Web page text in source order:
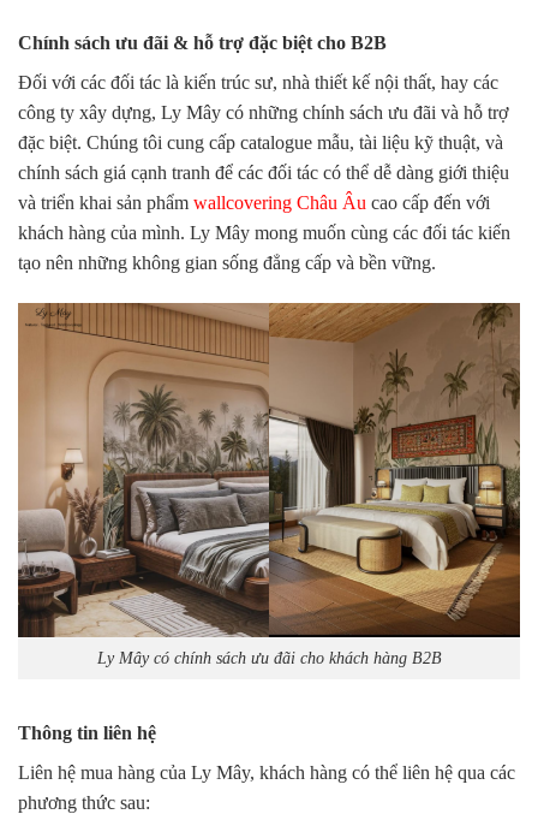
Chính sách ưu đãi & hỗ trợ đặc biệt cho B2B
Đối với các đối tác là kiến trúc sư, nhà thiết kế nội thất, hay các
công ty xây dựng, Ly Mây có những chính sách ưu đãi và hỗ trợ
đặc biệt. Chúng tôi cung cấp catalogue mẫu, tài liệu kỹ thuật, và
chính sách giá cạnh tranh để các đối tác có thể dễ dàng giới thiệu
và triển khai sản phẩm wallcovering Châu Âu cao cấp đến với
khách hàng của mình. Ly Mây mong muốn cùng các đối tác kiến
tạo nên những không gian sống đẳng cấp và bền vững.
Ly Mây có chính sách ưu đãi cho khách hàng B2B
Thông tin liên hệ
Liên hệ mua hàng của Ly Mây, khách hàng có thể liên hệ qua các
phương thức sau: